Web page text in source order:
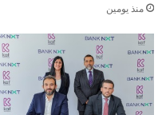
منذ يومين